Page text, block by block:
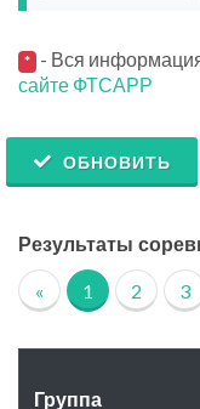
* - Вся информация
сайте ФТСАРР
ОБНОВИТЬ
Результаты
« 1 2 3
Группа